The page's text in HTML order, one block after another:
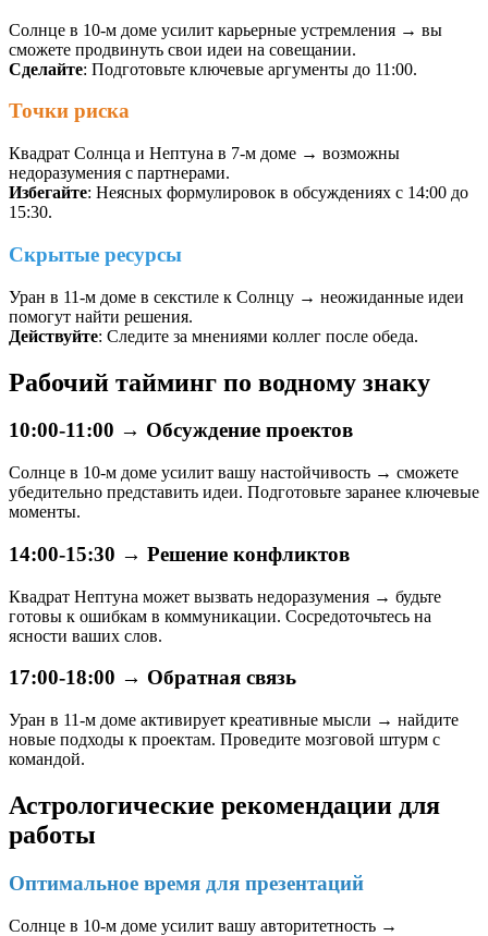
Солнце в 10-м доме усилит карьерные устремления → вы
сможете продвинуть свои идеи на совещании.
Сделайте: Подготовьте ключевые аргументы до 11:00.
Точки риска
Квадрат Солнца и Нептуна в 7-м доме → возможны
недоразумения с партнерами.
Избегайте: Неясных формулировок в обсуждениях с 14:00 до
15:30.
Скрытые ресурсы
Уран в 11-м доме в секстиле к Солнцу → неожиданные идеи
помогут найти решения.
Действуйте: Следите за мнениями коллег после обеда.
Рабочий тайминг по водному знаку
10:00-11:00 → Обсуждение проектов
Солнце в 10-м доме усилит вашу настойчивость → сможете
убедительно представить идеи. Подготовьте заранее ключевые
моменты.
14:00-15:30 → Решение конфликтов
Квадрат Нептуна может вызвать недоразумения → будьте
готовы к ошибкам в коммуникации. Сосредоточьтесь на
ясности ваших слов.
17:00-18:00 → Обратная связь
Уран в 11-м доме активирует креативные мысли → найдите
новые подходы к проектам. Проведите мозговой штурм с
командой.
Астрологические рекомендации для
работы
Оптимальное время для презентаций
Солнце в 10-м доме усилит вашу авторитетность →